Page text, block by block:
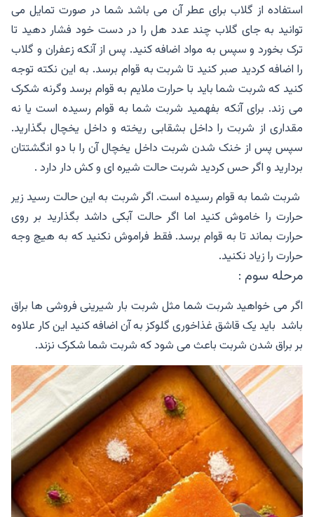
استفاده از گلاب برای عطر آن می باشد شما در صورت تمایل می
توانید به جای گلاب چند عدد هل را در دست خود فشار دهید تا
ترک بخورد و سپس به مواد اضافه کنید. پس از آنکه زعفران و گلاب
را اضافه کردید صبر کنید تا شربت به قوام برسد. به این نکته توجه
کنید که شربت شما باید با حرارت ملایم به قوام برسد وگرنه شکرک
می زند. برای آنکه بفهمید شربت شما به قوام رسیده است یا نه
مقداری از شربت را داخل بشقابی ریخته و داخل یخچال بگذارید.
سپس پس از خنک شدن شربت داخل یخچال آن را با دو انگشتتان
بردارید و اگر حس کردید شربت حالت شیره ای و کش دار دارد .
شربت شما به قوام رسیده است. اگر شربت به این حالت رسید زیر
حرارت را خاموش کنید اما اگر حالت آبکی داشد بگذارید بر روی
حرارت بماند تا به قوام برسد. فقط فراموش نکنید که به هیچ وجه
حرارت را زیاد نکنید.
مرحله سوم :
اگر می خواهید شربت شما مثل شربت بار شیرینی فروشی ها براق
باشد باید یک قاشق غذاخوری گلوکز به آن اضافه کنید این کار علاوه
بر براق شدن شربت باعث می شود که شربت شما شکرک نزند.